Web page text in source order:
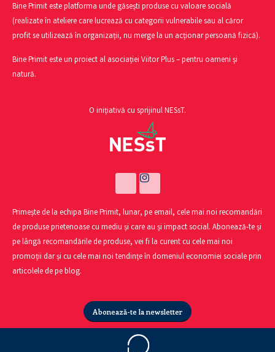
Bine Primit este platforma unde găsești produse cu valoare socială
(realizate în ateliere care lucrează cu categorii vulnerabile sau al căror
profit se utilizează în organizații, nu merge la un acționar persoană fizică).
Bine Primit este un proiect al asociației Viitor Plus – pentru oameni și
natură.
O inițiativă cu sprijinul NESsT.
Primește de la echipa Bine Primit, lunar, pe email, cele mai noi recomandări
de produse prietenoase cu mediu și care au și impact social. Abonează-te și
pe lângă recomandările de produse, vei fi la curent cu cele mai noi
promoții dar și cu cele mai noi tendințe în domeniul economiei sociale prin
articolele de pe blog.
Abonează-te la newsletter